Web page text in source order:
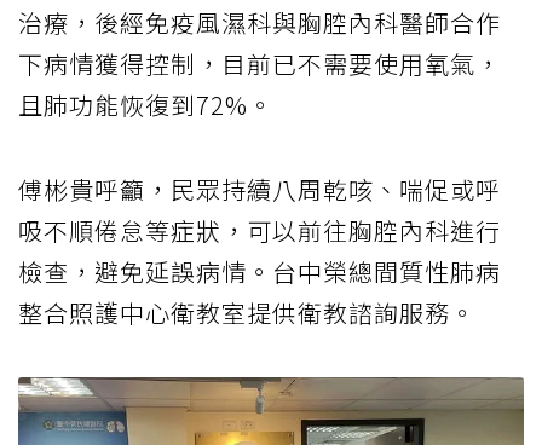
治療，後經免疫風濕科與胸腔內科醫師合作
下病情獲得控制，目前已不需要使用氧氣，
且肺功能恢復到72%。
傅彬貴呼籲，民眾持續八周乾咳、喘促或呼
吸不順倦怠等症狀，可以前往胸腔內科進行
檢查，避免延誤病情。台中榮總間質性肺病
整合照護中心衛教室提供衛教諮詢服務。